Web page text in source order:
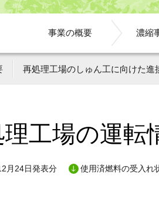
事業の概要 濃縮
再処理工場のしゅん工に向けた進
工場の運転
月24日発表分 使用済燃料の受入れ